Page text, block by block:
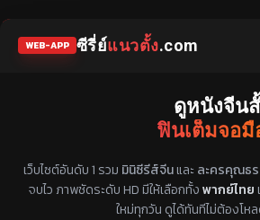
WEB-APP ซีรี่ย์แนวตั้ง.com
ดูหนังจีน
ฟินเต็มจอมื
เว็บไซต์อันดับ 1 รวม มินิซีรีส์จีนและ ละครคุณธ
จบไว ภาพชัดระดับ HD มีให้เลือกทั้งพากย์ไทย
ใหม่ทุกวัน ดูได้ทันทีไม่ต้องโห